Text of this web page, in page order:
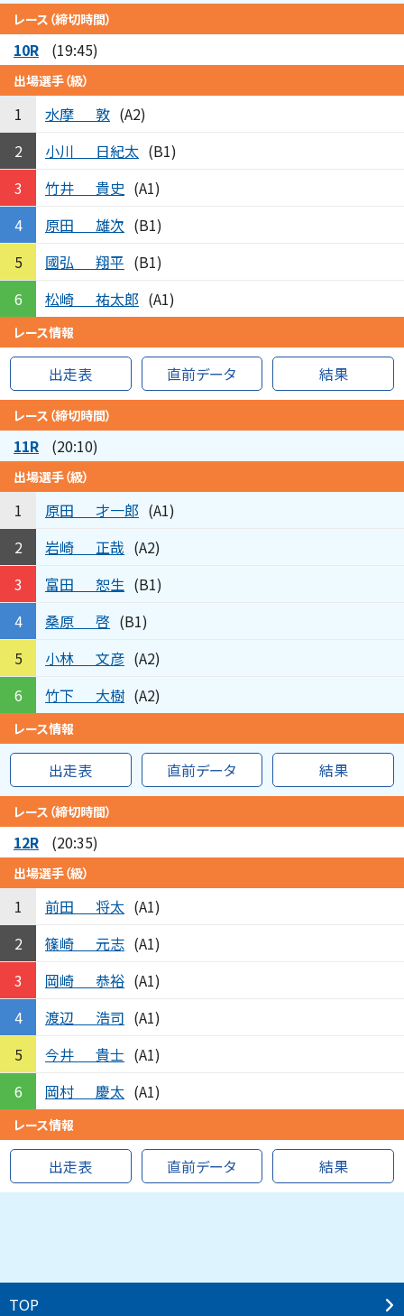
レース（締切時間）
10R (19:45)
出場選手（級）
1 水摩 敦 (A2)
2
小川 日紀太 (B1)
3
竹井 貴史 (A1)
4
原田 雄次 (B1)
5
國弘 翔平 (B1)
6
松崎 祐太郎 (A1)
レース情報
出走表 直前データ 結果
レース（締切時間）
11R (20:10)
出場選手（級）
1 原田 才一郎 (A1)
2
岩崎 正哉 (A2)
3
富田 恕生 (B1)
4
桑原 啓 (B1)
5
小林 文彦 (A2)
6
竹下 大樹 (A2)
レース情報
出走表 直前データ 結果
レース（締切時間）
12R (20:35)
出場選手（級）
1 前田 将太 (A1)
2
篠崎 元志 (A1)
3
岡崎 恭裕 (A1)
4
渡辺 浩司 (A1)
5
今井 貴士 (A1)
6
岡村 慶太 (A1)
レース情報
出走表 直前データ 結果
TOP